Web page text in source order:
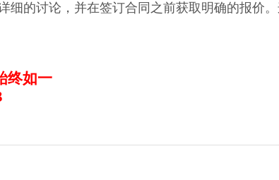
细的讨论，并在签订合同之前获取明确的报价
终如一